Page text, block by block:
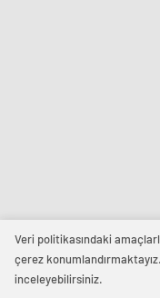
Veri politikasındaki
çerez
inceleyebilirsiniz.